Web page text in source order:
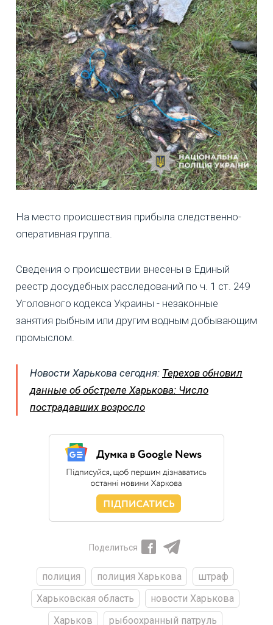
На место происшествия прибыла следственно-
оперативная группа.
Сведения о происшествии внесены в Единый
реестр досудебных расследований по ч. 1 ст. 249
Уголовного кодекса Украины - незаконные
занятия рыбным или другим водным добывающим
промыслом.
Новости Харькова сегодня: Терехов обновил
данные об обстреле Харькова: Число
пострадавших возросло
Поделиться
полиция полиция Харькова
штраф
Харьковская область
новости Харькова
Харьков
рыбоохранный патруль